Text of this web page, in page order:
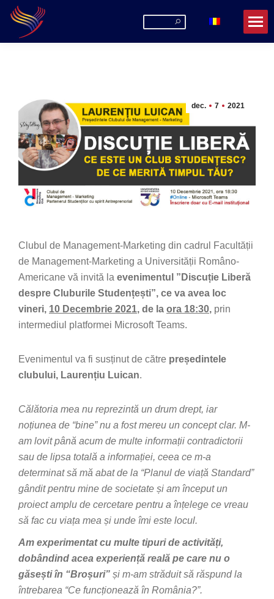
Search:
dec. 7 2021
Clubul de Management-Marketing din cadrul Facultății
de Management-Marketing a Universității Româno-
Americane vă invită la evenimentul ”Discuție Liberă
despre Cluburile Studențești”, ce va avea loc
vineri, 10 Decembrie 2021, de la ora 18:30, prin
intermediul platformei Microsoft Teams.
Evenimentul va fi susținut de către președintele
clubului, Laurențiu Luican.
Călătoria mea nu reprezintă un drum drept, iar
noțiunea de “bine” nu a fost mereu un concept clar. M-
am lovit până acum de multe informații contradictorii
sau de lipsa totală a informației, ceea ce m-a
determinat să mă abat de la “Planul de viață Standard”
gândit pentru mine de societate și am început un
proiect amplu de cercetare pentru a înțelege ce vreau
să fac cu viața mea și unde îmi este locul.
Am experimentat cu multe tipuri de activități,
dobândind acea experiență reală pe care nu o
găsești în “Broșuri” și m-am străduit să răspund la
întrebarea “Ce funcționează în România?”.